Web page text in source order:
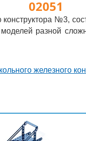
02051
№3,
моделей разной
железного